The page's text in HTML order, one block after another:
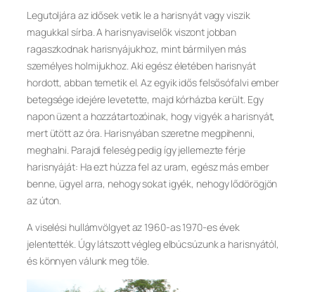
Legutoljára az idősek vetik le a harisnyát vagy viszik
magukkal sírba. A harisnyaviselők viszont jobban
ragaszkodnak harisnyájukhoz, mint bármilyen más
személyes holmijukhoz. Aki egész életében harisnyát
hordott, abban temetik el. Az egyik idős felsősófalvi ember
betegsége idejére levetette, majd kórházba került. Egy
napon üzent a hozzátartozóinak, hogy vigyék a harisnyát,
mert ütött az óra. Harisnyában szeretne megpihenni,
meghalni. Parajdi feleség pedig így jellemezte férje
harisnyáját: Ha ezt húzza fel az uram, egész más ember
benne, ügyel arra, nehogy sokat igyék, nehogy lődörögjön
az úton.
A viselési hullámvölgyet az 1960-as 1970-es évek
jelentették. Úgy látszott végleg elbúcsúzunk a harisnyától,
és könnyen válunk meg tőle.